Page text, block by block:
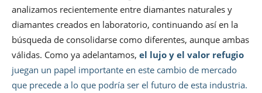
analizamos recientemente entre diamantes naturales y
diamantes creados en laboratorio, continuando así en la
búsqueda de consolidarse como diferentes, aunque ambas
válidas. Como ya adelantamos, el lujo y el valor refugio
juegan un papel importante en este cambio de mercado
que precede a lo que podría ser el futuro de esta industria.